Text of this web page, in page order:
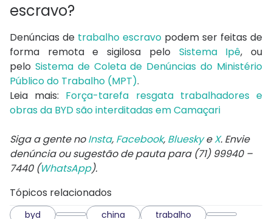
escravo?
Denúncias de trabalho escravo podem ser feitas de
forma remota e sigilosa pelo Sistema Ipê, ou
pelo Sistema de Coleta de Denúncias do Ministério
Público do Trabalho (MPT).
Leia mais: Força-tarefa resgata trabalhadores e
obras da BYD são interditadas em Camaçari
Siga a gente noInsta, Facebook, BlueskyeX. Envie
denúncia ou sugestão de pauta para (71) 99940 –
7440 (WhatsApp).
Tópicos relacionados
byd china trabalho